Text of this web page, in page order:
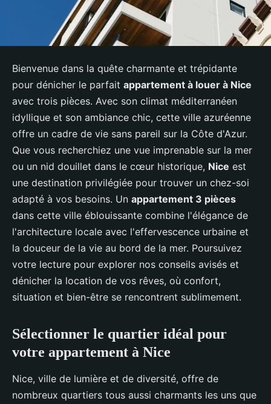
Bienvenue dans la quête charmante et trépidante
pour dénicher le parfait appartement à louer à Nice
avec trois pièces. Avec son climat méditerranéen
idyllique et son ambiance chic, cette ville azuréenne
offre un cadre de vie sans pareil sur la Côte d'Azur.
Que vous recherchiez une vue imprenable sur la mer
ou un nid douillet dans le cœur historique, Nice est
une destination privilégiée pour trouver un chez-soi
adapté à vos besoins. Un appartement 3 pièces
dans cette ville éblouissante combine l'élégance de
l'architecture locale avec l'effervescence urbaine et
la douceur de la vie au bord de la mer. Poursuivez
votre lecture pour explorer nos conseils avisés et
dénicher la location de vos rêves, où confort,
situation et bien-être se rencontrent sublimement.
Sélectionner le quartier idéal pour
votre appartement à Nice
Nice, ville de lumière et de diversité, offre de
nombreux quartiers tous aussi charmants les uns que